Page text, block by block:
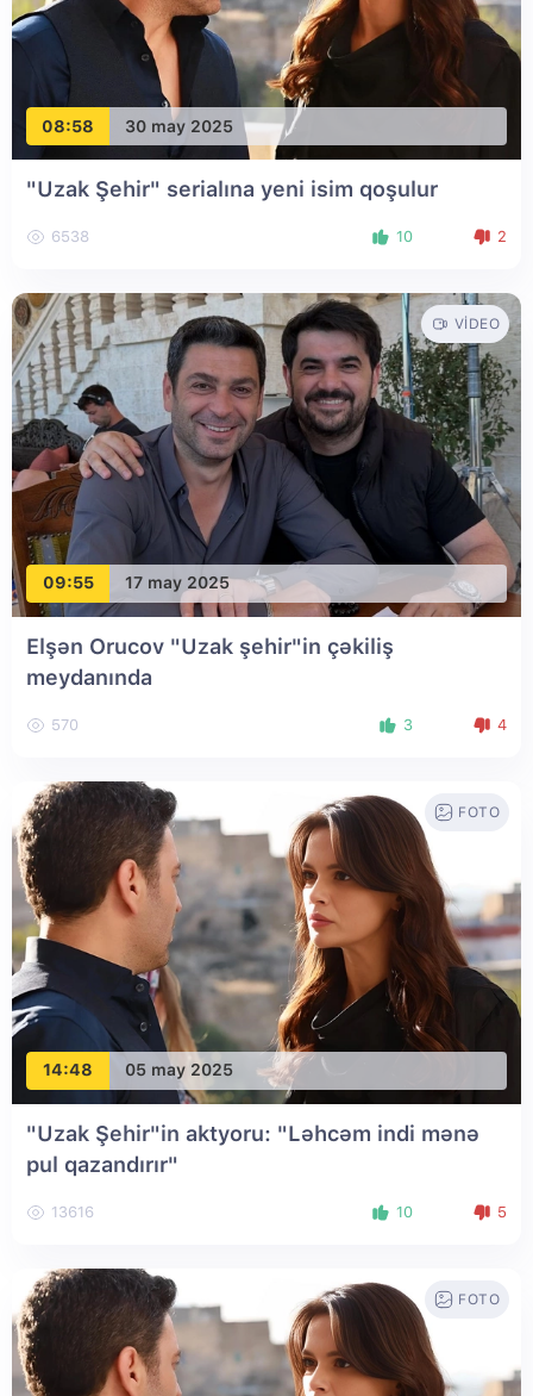
08:58 30 may 2025
"Uzak Şehir" serialına yeni isim qoşulur
6538 10 2
09:55 17 may 2025
VIDEO
Elşən Orucov "Uzak şehir"in çəkiliş
meydanında
570 3 4
14:48 05 may 2025
FOTO
"Uzak Şehir"in aktyoru: "Ləhcəm indi mənə
pul qazandırır"
13616 10 5
FOTO